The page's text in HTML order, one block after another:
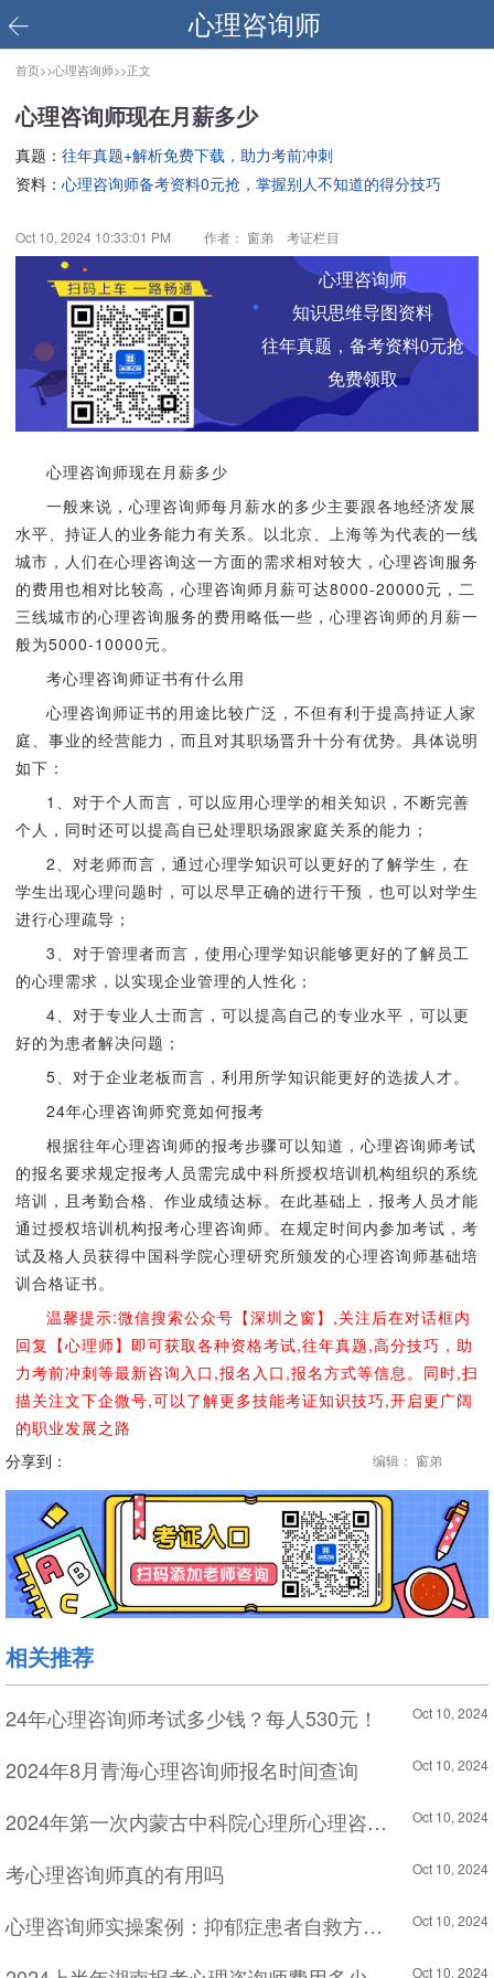
心理咨询师
首页>>心理咨询师>>正文
心理咨询师现在月薪多少
真题： 往年真题+解析免费下载，助力考前冲刺
资料： 心理咨询师备考资料0元抢，掌握别人不知道的得分技巧
Oct 10, 2024 10:33:01 PM 作者： 窗弟 考证栏目
心理咨询师
知识思维导图资料
往年真题，备考资料0元抢
免费领取
心理咨询师现在月薪多少
一般来说，心理咨询师每月薪水的多少主要跟各地经济发展
水平、持证人的业务能力有关系。以北京、上海等为代表的一线
城市，人们在心理咨询这一方面的需求相对较大，心理咨询服务
的费用也相对比较高，心理咨询师月薪可达8000-20000元，二
三线城市的心理咨询服务的费用略低一些，心理咨询师的月薪一
般为5000-10000元。
考心理咨询师证书有什么用
心理咨询师证书的用途比较广泛，不但有利于提高持证人家
庭、事业的经营能力，而且对其职场晋升十分有优势。具体说明
如下：
1、对于个人而言，可以应用心理学的相关知识，不断完善
个人，同时还可以提高自已处理职场跟家庭关系的能力；
2、对老师而言，通过心理学知识可以更好的了解学生，在
学生出现心理问题时，可以尽早正确的进行干预，也可以对学生
进行心理疏导；
3、对于管理者而言，使用心理学知识能够更好的了解员工
的心理需求，以实现企业管理的人性化；
4、对于专业人士而言，可以提高自己的专业水平，可以更
好的为患者解决问题；
5、对于企业老板而言，利用所学知识能更好的选拔人才。
24年心理咨询师究竟如何报考
根据往年心理咨询师的报考步骤可以知道，心理咨询师考试
的报名要求规定报考人员需完成中科所授权培训机构组织的系统
培训，且考勤合格、作业成绩达标。在此基础上，报考人员才能
通过授权培训机构报考心理咨询师。在规定时间内参加考试，考
试及格人员获得中国科学院心理研究所颁发的心理咨询师基础培
训合格证书。
温馨提示:微信搜索公众号【深圳之窗】,关注后在对话框内
回复【心理师】即可获取各种资格考试,往年真题,高分技巧，助
力考前冲刺等最新咨询入口,报名入口,报名方式等信息。同时,扫
描关注文下企微号,可以了解更多技能考证知识技巧,开启更广阔
的职业发展之路
分享到：
编辑： 窗弟
相关推荐
24年心理咨询师考试多少钱？每人530元！ Oct 10, 2024
2024年8月青海心理咨询师报名时间查询 Oct 10, 2024
2024年第一次内蒙古中科院心理所心理咨询师基础培训考试证书领取方式 Oct 10, 2024
考心理咨询师真的有用吗 Oct 10, 2024
心理咨询师实操案例：抑郁症患者自救方法及具体步骤 Oct 10, 2024
Oct 10, 2024